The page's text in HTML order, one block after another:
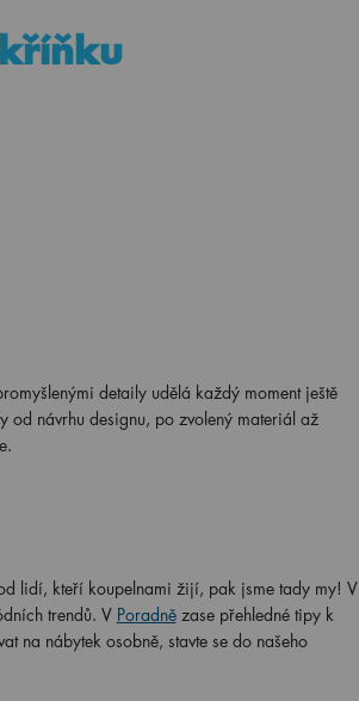
detaily udělá každý moment ještě
od návrhu designu, po zvolený materiál až
lidí, kteří koupelnami žijí, pak jsme tady my! V
trendů. V Poradnězase přehledné tipy k
na nábytek osobně, stavte se do našeho